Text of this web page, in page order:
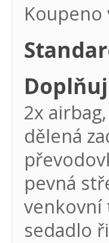
Koupeno
2x
dělená
pevná
venkovní
sedadlo